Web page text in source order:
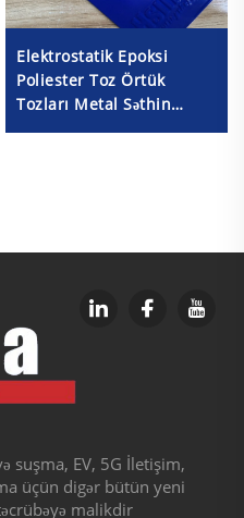
Elektrostatik Epoksi
Poliester Toz Örtük
Tozları Metal Səthin
suşma, EV, 5G İletişim,
üçün digər bütün yeni
malikdir